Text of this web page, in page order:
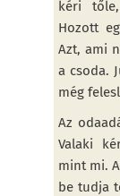
kéri
Hozott
Azt, ami
a csoda.
még
Az
Valaki
mint mi.
be tudja